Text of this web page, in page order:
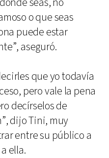
o que seas
puede estar
aseguró.
que yo todavía
pero vale la pena
decírselos de
dijo Tini, muy
entre su público a
ella.